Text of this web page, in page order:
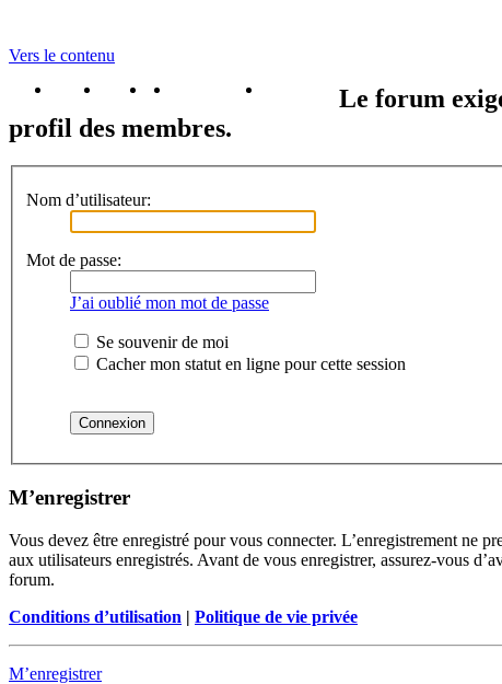
Vers le contenu
portail
forum faq m'enregister
Le forum
profil des membres.
Nom d’utilisateur:
Mot de passe:
J’ai oublié mon mot de passe
Se souvenir de moi
Cacher mon statut en ligne pour cette session
M’enregistrer
Vous devez être enregistré pour vous connecter. L’enregistrement ne
aux utilisateurs enregistrés. Avant de vous enregistrer, assurez-vous
forum.
Conditions d’utilisation | Politique de vie privée
M’enregistrer